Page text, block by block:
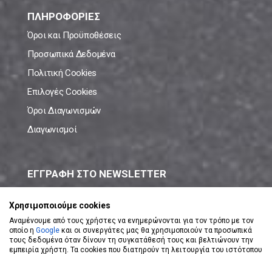
ΠΛΗΡΟΦΟΡΙΕΣ
Όροι και Προϋποθέσεις
Προσωπικά Δεδομένα
Πολιτική Cookies
Επιλογές Cookies
Όροι Διαγωνισμών
Διαγωνισμοί
ΕΓΓΡΑΦΗ ΣΤΟ NEWSLETTER
Χρησιμοποιούμε cookies
Αναμένουμε από τους χρήστες να ενημερώνονται για τον τρόπο με τον
οποίο η Google και οι συνεργάτες μας θα χρησιμοποιούν τα προσωπικά
τους δεδομένα όταν δίνουν τη συγκατάθεσή τους και βελτιώνουν την
εμπειρία χρήστη. Τα cookies που διατηρούν τη λειτουργία του ιστότοπου